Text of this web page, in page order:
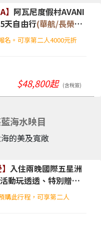
阿瓦尼度假村AVANI
天自由行(華航/長榮
可直掛)
名。可享第二人4000元折
$48,800起 (含稅簽)
海水映目
的美及寬敞
入住兩晚國際五星洲
動玩透透、特別贈送
套。五日遊(華航/長榮
直掛)
購此行程，可享第二人